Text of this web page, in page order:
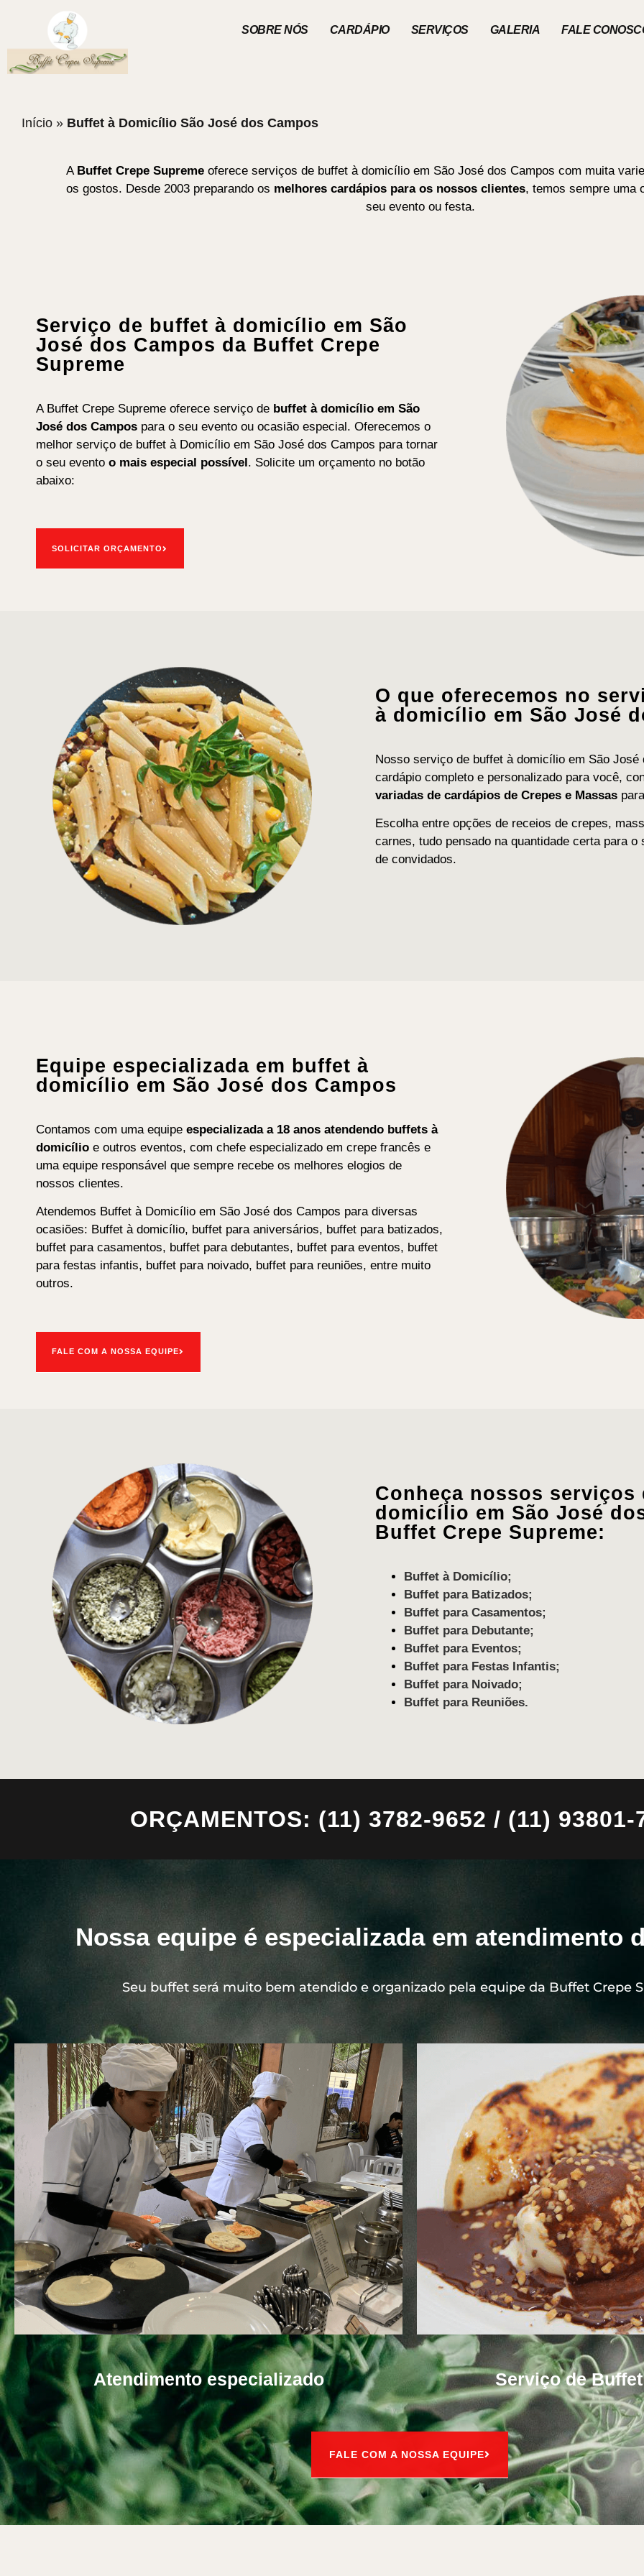
SOBRE NÓS CARDÁPIO SERVIÇOS GALERIA FALE
Início » Buffet à Domicílio São José dos Campos
A Buffet Crepe Supremeoferece serviços de buffet à domicílio em São José dos Campos com muita
os gostos. Desde 2003 preparando os melhores cardápios para os nossos clientes, temos sempre uma
seu evento ou festa.
Serviço de buffet à domicílio em São
José dos Campos da Buffet Crepe
Supreme
A Buffet Crepe Supreme oferece serviço de buffet à domicílio em São
José dos Campos para o seu evento ou ocasião especial. Oferecemos o
melhor serviço de buffet à Domicílio em São José dos Campos para tornar
o seu evento o mais especial possível. Solicite um orçamento no botão
abaixo:
SOLICITAR ORÇAMENTO
O que oferecemos no
à domicílio em São José
Nosso serviço de buffet à domicílio em São José
cardápio completo e personalizado para você,
variadas de cardápios de Crepes e Massas
Escolha entre opções de receios de crepes,
carnes, tudo pensado na quantidade certa para o
de convidados.
Equipe especializada em buffet à
domicílio em São José dos Campos
Contamos com uma equipe especializada a 18 anos atendendo buffets à
domicílio e outros eventos, com chefe especializado em crepe francês e
uma equipe responsável que sempre recebe os melhores elogios de
nossos clientes.
Atendemos Buffet à Domicílio em São José dos Campos para diversas
ocasiões: Buffet à domicílio, buffet para aniversários, buffet para batizados,
buffet para casamentos, buffet para debutantes, buffet para eventos, buffet
para festas infantis, buffet para noivado, buffet para reuniões, entre muito
outros.
FALE COM A NOSSA EQUIPE
Conheça nossos serviços
domicílio em São José
Buffet Crepe Supreme:
Buffet à Domicílio;
Buffet para Batizados;
Buffet para Casamentos;
Buffet para Debutante;
Buffet para Eventos;
Buffet para Festas Infantis;
Buffet para Noivado;
Buffet para Reuniões.
ORÇAMENTOS: (11) 3782-9652 / (11) 93801-
Nossa equipe é especializada em atendimento
Seu buffet será muito bem atendido e organizado pela equipe da Buffet Crepe
Atendimento especializado Serviço de
FALE COM A NOSSA EQUIPE